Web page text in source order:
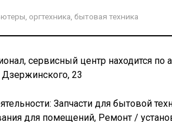
оргтехника, бытовая техника
сервисный центр находится по
Дзержинского, 23
Запчасти для бытовой
для помещений, Ремонт /